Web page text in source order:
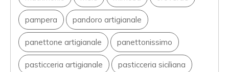
pampera pandoro artigianale
panettone artigianale panettonissimo
pasticceria artigianale pasticceria siciliana